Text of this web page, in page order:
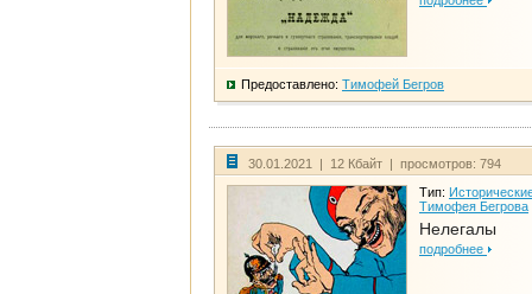
Предоставлено: Тимофей Бегров
30.01.2021 | 12 Кбайт | просмотров: 794
Тип:
Тимофея Бегрова
Нелегалы
подробнее